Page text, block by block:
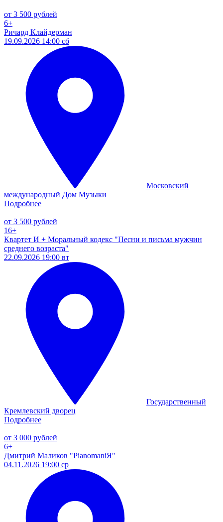
от 3 500 рублей
6+
Ричард Клайдерман
19.09.2026 14:00 сб
Московский
международный Дом Музыки
Подробнее
от 3 500 рублей
16+
Квартет И + Моральный кодекс "Песни и письма мужчин
среднего возраста"
22.09.2026 19:00 вт
Государственный
Кремлевский дворец
Подробнее
от 3 000 рублей
6+
Дмитрий Маликов "PianomaniЯ"
04.11.2026 19:00 ср